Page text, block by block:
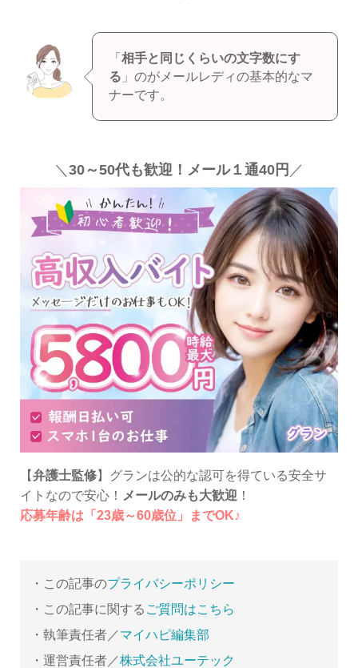
「 相手と同じくらいの文字数にす
る 」のがメールレディの基本的なマ
ナーです。
＼ 30～50代も歓迎！メール１通40円 ／
【弁護士監修】グランは公的な認可を得ている安全サ
イトなので安心！ メールのみも大歓迎！
応募年齢は「23歳～60歳位」までOK♪
・この記事のプライバシーポリシー
・この記事に関する ご質問はこちら
・執筆責任者／マイハピ編集部
・運営責任者／株式会社ユーテック